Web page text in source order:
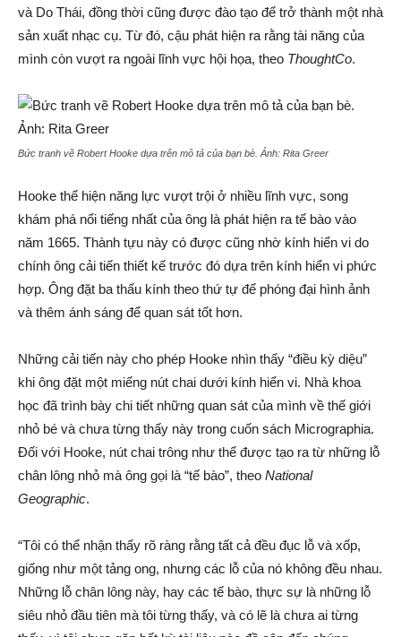
và Do Thái, đồng thời cũng được đào tạo để trở thành một nhà
sản xuất nhạc cụ. Từ đó, cậu phát hiện ra rằng tài năng của
mình còn vượt ra ngoài lĩnh vực hội họa, theo ThoughtCo.
Bức tranh vẽ Robert Hooke dựa trên mô tả của bạn bè. Ảnh: Rita Greer
Hooke thể hiện năng lực vượt trội ở nhiều lĩnh vực, song
khám phá nổi tiếng nhất của ông là phát hiện ra tế bào vào
năm 1665. Thành tựu này có được cũng nhờ kính hiển vi do
chính ông cải tiến thiết kế trước đó dựa trên kính hiển vi phức
hợp. Ông đặt ba thấu kính theo thứ tự để phóng đại hình ảnh
và thêm ánh sáng để quan sát tốt hơn.
Những cải tiến này cho phép Hooke nhìn thấy “điều kỳ diệu”
khi ông đặt một miếng nút chai dưới kính hiển vi. Nhà khoa
học đã trình bày chi tiết những quan sát của mình về thế giới
nhỏ bé và chưa từng thấy này trong cuốn sách Micrographia.
Đối với Hooke, nút chai trông như thể được tạo ra từ những lỗ
chân lông nhỏ mà ông gọi là “tế bào”, theo National
Geographic.
“Tôi có thể nhận thấy rõ ràng rằng tất cả đều đục lỗ và xốp,
giống như một tảng ong, nhưng các lỗ của nó không đều nhau.
Những lỗ chân lông này, hay các tế bào, thực sự là những lỗ
siêu nhỏ đầu tiên mà tôi từng thấy, và có lẽ là chưa ai từng